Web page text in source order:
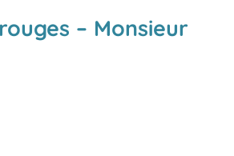
– Monsieur